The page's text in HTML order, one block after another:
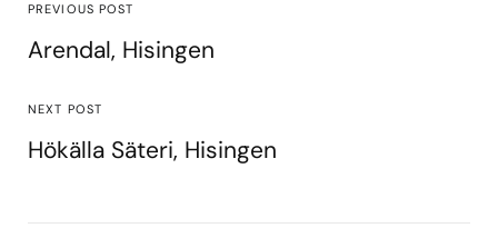
PREVIOUS POST
Arendal, Hisingen
NEXT POST
Hökälla Säteri, Hisingen